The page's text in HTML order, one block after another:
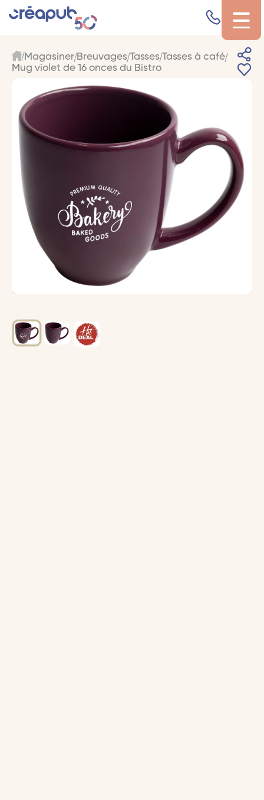
Magasiner Breuvages Tasses Tasses à café
Mug violet de 16 onces du Bistro